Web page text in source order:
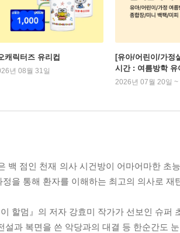
캐릭터즈 유리컵
년 08월 31일
[유아/어린이/가정
시간 : 여름방학 유
2026년 07월 20일 ~
백 점인 천재 의사 시건방이 어마어마한 초
을 통해 환자를 이해하는 최고의 의사로 재
할멈』의 저자 강효미 작가가 선보인 슈
설과 복면을 쓴 악당과의 대결 등 한순간도